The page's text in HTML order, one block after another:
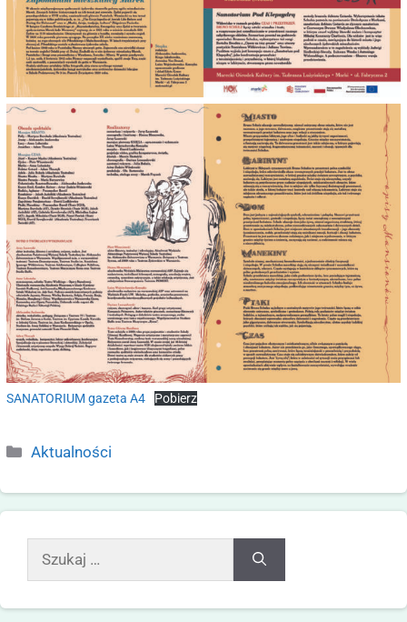
SANATORIUM gazeta A4 Pobierz
Aktualności